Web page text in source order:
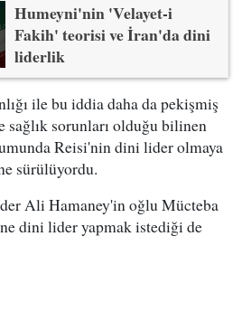
Humeyni'nin 'Velayet-i
Fakih' teorisi ve İran'da dini
liderlik
ile bu iddia daha da pekişmiş
sağlık sorunları olduğu bilinen
Reisi'nin dini lider olmaya
sürülüyordu.
Ali Hamaney'in oğlu Mücteba
dini lider yapmak istediği de